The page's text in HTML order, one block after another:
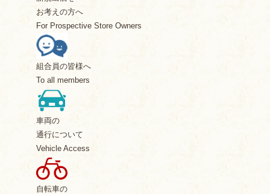
お考えの方へ
For Prospective Store Owners
組合員の皆様へ
To all members
車両の
通行について
Vehicle Access
自転車の